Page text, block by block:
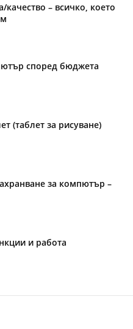
качество – всичко, което
според бюджета
(таблет за рисуване)
за компютър –
и работа